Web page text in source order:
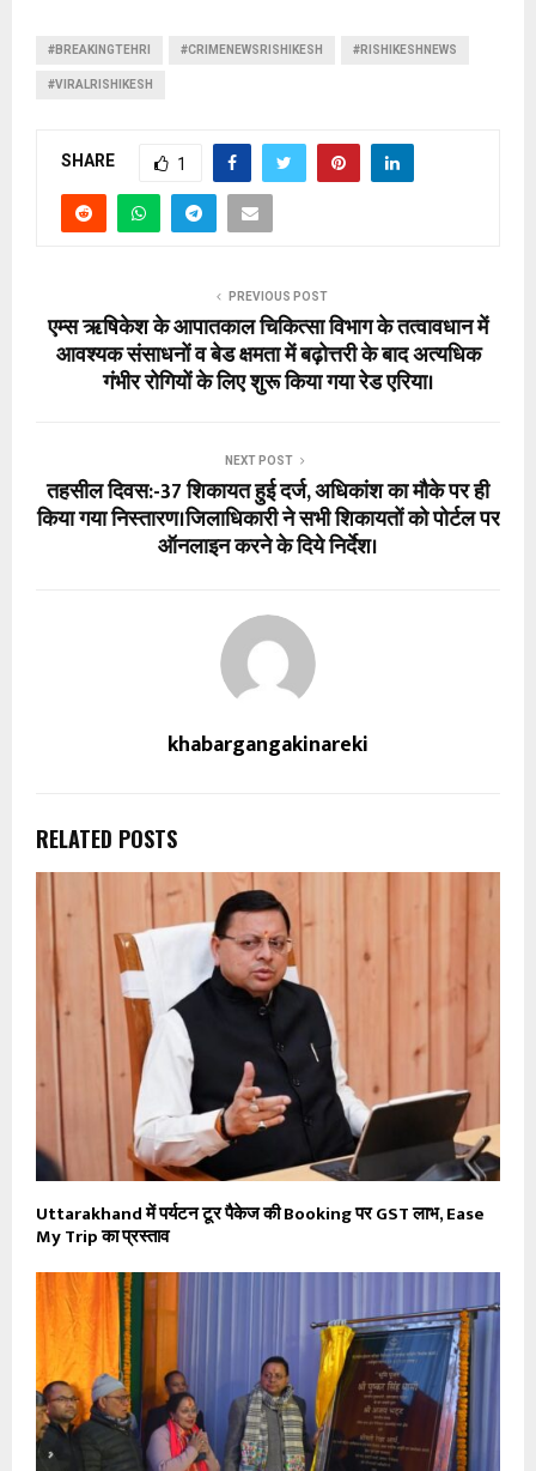
#BREAKINGTEHRI #CRIMENEWSRISHIKESH #RISHIKESHNEWS
#VIRALRISHIKESH
SHARE 1
PREVIOUS POST
एम्स ऋषिकेश के आपातकाल चिकित्सा विभाग के तत्वावधान में
आवश्यक संसाधनों व बेड क्षमता में बढ़ोत्तरी के बाद अत्यधिक
गंभीर रोगियों के लिए शुरू किया गया रेड एरिया।
NEXT POST
तहसील दिवस:-37 शिकायत हुई दर्ज, अधिकांश का मौके पर ही
किया गया निस्तारण।जिलाधिकारी ने सभी शिकायतों को पोर्टल पर
ऑनलाइन करने के दिये निर्देश।
khabargangakinareki
RELATED POSTS
Uttarakhand में पर्यटन टूर पैकेज की Booking पर GST लाभ, Ease
My Trip का प्रस्ताव